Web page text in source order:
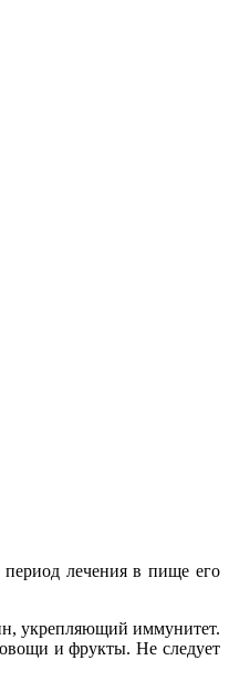
лечения в пище его
укрепляющий иммунитет.
и фрукты. Не следует